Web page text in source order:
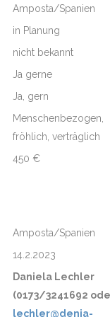
Amposta/Spanien
in Planung
nicht bekannt
Ja gerne
Ja, gern
Menschenbezogen,
fröhlich, verträglich
450 €
Amposta/Spanien
14.2.2023
Daniela Lechler
(0173/3241692
lechler@denia-